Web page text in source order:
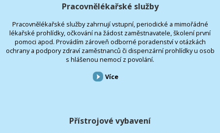
Pracovnělékařské služby
Pracovnělékařské služby zahrnují vstupní, periodické a mimořádné
lékařské prohlídky, očkování na žádost zaměstnavatele, školení první
pomoci apod. Provádím zároveň odborné poradenství v otázkách
ochrany a podpory zdraví zaměstnanců či dispenzární prohlídky u osob
s hlášenou nemocí z povolání.
Více
Přístrojové vybavení